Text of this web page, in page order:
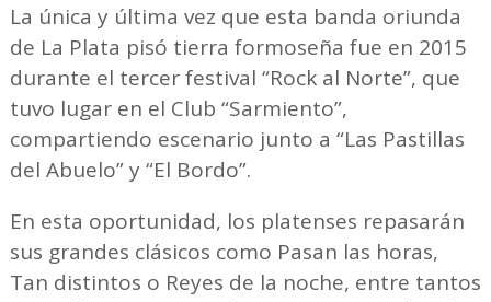
La única y última vez que esta banda oriunda
de La Plata pisó tierra formoseña fue en 2015
durante el tercer festival “Rock al Norte”, que
tuvo lugar en el Club “Sarmiento”,
compartiendo escenario junto a “Las Pastillas
del Abuelo” y “El Bordo”.
En esta oportunidad, los platenses repasarán
sus grandes clásicos como Pasan las horas,
Tan distintos o Reyes de la noche, entre tantos